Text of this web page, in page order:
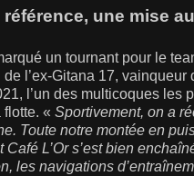
référence, une mise
un tournant pour le
l’ex-Gitana 17, vainqueur
l’un des multicoques les
« Sportivement, on a
Toute notre montée en
Café L’Or s’est bien
les navigations